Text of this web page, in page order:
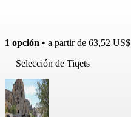
1 opción • a partir de 63,52 US$
Selección de Tiqets